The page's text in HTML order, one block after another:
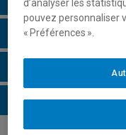
Horaire - Été 2026
Horaire - Automne
Horaire - Hiver 2027
d’analyser les
pouvez personnaliser
« Préférences ».